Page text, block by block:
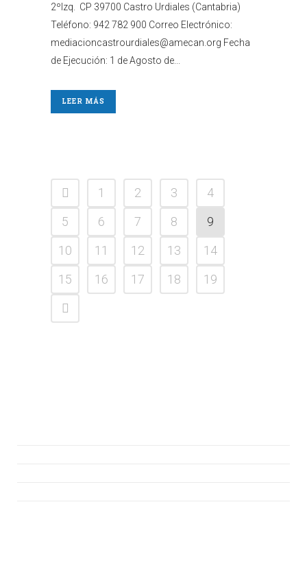
2ºIzq. CP 39700 Castro Urdiales (Cantabria)
Teléfono: 942 782 900 Correo Electrónico:
mediacioncastrourdiales@amecan.org Fecha
de Ejecución: 1 de Agosto de...
LEER MÁS
1 2 3
4
5
6 7 8
9
10
11 12 13
14
15
16 17 18 19